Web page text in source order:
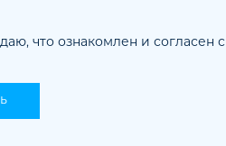
что ознакомлен и согласен с